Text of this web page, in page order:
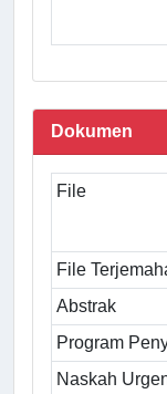
Dokumen
File
File
Abstrak
Program
Naskah